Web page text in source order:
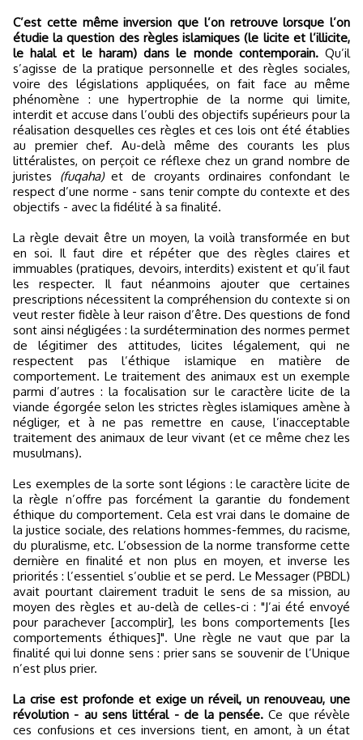
C’est cette même inversion que l’on retrouve lorsque l’on
étudie la question des règles islamiques (le licite et l’illicite,
le halal et le haram) dans le monde contemporain. Qu’il
s’agisse de la pratique personnelle et des règles sociales,
voire des législations appliquées, on fait face au même
phénomène : une hypertrophie de la norme qui limite,
interdit et accuse dans l’oubli des objectifs supérieurs pour la
réalisation desquelles ces règles et ces lois ont été établies
au premier chef. Au-delà même des courants les plus
littéralistes, on perçoit ce réflexe chez un grand nombre de
juristes (fuqaha)et de croyants ordinaires confondant le
respect d’une norme - sans tenir compte du contexte et des
objectifs - avec la fidélité à sa finalité.
La règle devait être un moyen, la voilà transformée en but
en soi. Il faut dire et répéter que des règles claires et
immuables (pratiques, devoirs, interdits) existent et qu’il faut
les respecter. Il faut néanmoins ajouter que certaines
prescriptions nécessitent la compréhension du contexte si on
veut rester fidèle à leur raison d’être. Des questions de fond
sont ainsi négligées : la surdétermination des normes permet
de légitimer des attitudes, licites légalement, qui ne
respectent pas l’éthique islamique en matière de
comportement. Le traitement des animaux est un exemple
parmi d’autres : la focalisation sur le caractère licite de la
viande égorgée selon les strictes règles islamiques amène à
négliger, et à ne pas remettre en cause, l’inacceptable
traitement des animaux de leur vivant (et ce même chez les
musulmans).
Les exemples de la sorte sont légions : le caractère licite de
la règle n’offre pas forcément la garantie du fondement
éthique du comportement. Cela est vrai dans le domaine de
la justice sociale, des relations hommes-femmes, du racisme,
du pluralisme, etc. L’obsession de la norme transforme cette
dernière en finalité et non plus en moyen, et inverse les
priorités : l’essentiel s’oublie et se perd. Le Messager (PBDL)
avait pourtant clairement traduit le sens de sa mission, au
moyen des règles et au-delà de celles-ci : "J’ai été envoyé
pour parachever [accomplir], les bons comportements [les
comportements éthiques]". Une règle ne vaut que par la
finalité qui lui donne sens : prier sans se souvenir de l’Unique
n’est plus prier.
La crise est profonde et exige un réveil, un renouveau, une
révolution - au sens littéral - de la pensée.Ce que révèle
ces confusions et ces inversions tient, en amont, à un état